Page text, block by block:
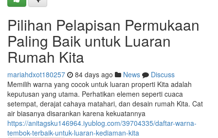
Pilihan Pelapisan Permukaan
Paling Baik untuk Luaran
Rumah Kita
mariahdxot180257 84 days ago News
Discuss
Memilih warna yang cocok untuk luaran properti Kita adalah
keputusan yang utama. Perhatikan elemen seperti cuaca
setempat, derajat cahaya matahari, dan desain rumah Kita. Cat
air biasanya disarankan karena kekuatannya
https://anitagsku146964.iyublog.com/39704335/daftar-warna-
tembok-terbaik-untuk-luaran-kediaman-kita